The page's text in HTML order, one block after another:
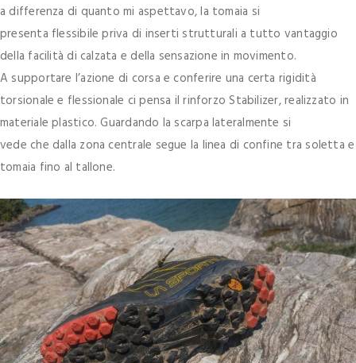
a differenza di quanto mi aspettavo, la tomaia si
presenta flessibile priva di inserti strutturali a tutto vantaggio
della facilità di calzata e della sensazione in movimento.
A supportare l’azione di corsa e conferire una certa rigidità
torsionale e flessionale ci pensa il rinforzo Stabilizer, realizzato in
materiale plastico. Guardando la scarpa lateralmente si
vede che dalla zona centrale segue la linea di confine tra soletta e
tomaia fino al tallone.